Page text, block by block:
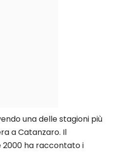
una delle stagioni più
a Catanzaro. Il
ha raccontato i